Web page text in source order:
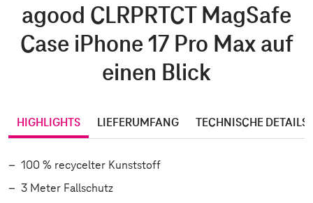
agood CLRPRTCT MagSafe
Case iPhone 17 Pro Max auf
einen Blick
HIGHLIGHTS LIEFERUMFANG TECHNISCHE DETAILS
100 % recycelter Kunststoff
3 Meter Fallschutz